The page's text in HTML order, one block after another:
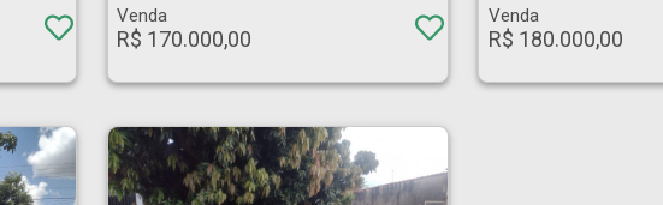
Venda
R$ 170.000,00
Venda
R$ 180.000,00